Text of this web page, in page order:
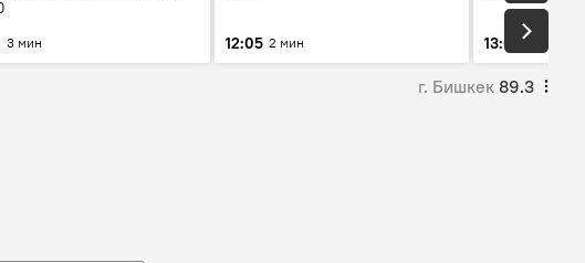
3 мин 12:05 2 мин 13:01 3 мин
г. Бишкек 89.3